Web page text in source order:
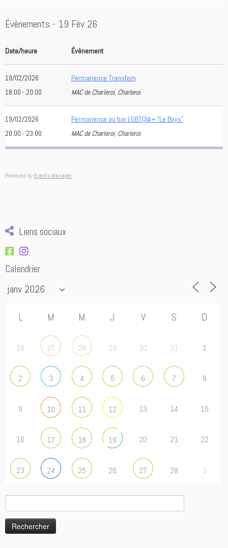
Évènements - 19 Fév 26
Date/heure Évènement
19/02/2026
18:00 - 20:00
Permanence Transfem
MAC de Charleroi, Charleroi
19/02/2026
20:00 - 23:00
Permanence au bar LGBTQIA+ "Le Boys"
MAC de Charleroi, Charleroi
Powered by Events Manager
Liens sociaux
Calendrier
L M M J V S D
26 27 28 29 30 31 1
2 3 4 5 6 7 8
9 10 11 12 13 14 15
16 17 18 19 20 21 22
23 24 25 26 27 28 1